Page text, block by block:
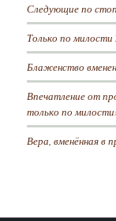
Следующие по
Только по милости
Блаженство
Впечатление от
только по
Вера, вменённая в